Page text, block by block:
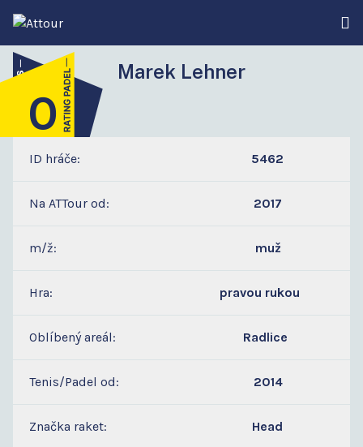
Marek Lehner
4
0
ID hráče: 5462
Na ATTour od: 2017
m/ž: muž
Hra: pravou rukou
Oblíbený areál: Radlice
Tenis/Padel od: 2014
Značka raket: Head